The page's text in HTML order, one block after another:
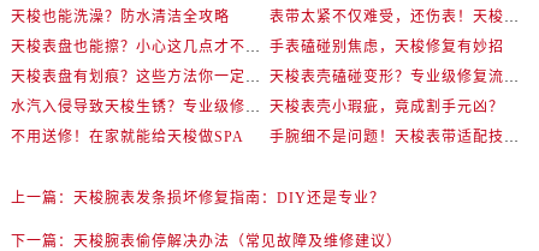
天梭也能洗澡？防水清洁全攻略
表带太紧不仅难受，还伤表！天梭佩戴优化技巧
天梭表盘也能擦？小心这几点才不伤机芯
手表磕碰别焦虑，天梭修复有妙招
天梭表盘有划痕？这些方法你一定要试试！
天梭表壳磕碰变形？专业级修复流程大公开
水汽入侵导致天梭生锈？专业级修复思路大公开
天梭表壳小瑕疵，竟成割手元凶？
不用送修！在家就能给天梭做SPA
手腕细不是问题！天梭表带适配技巧一次讲透
上一篇： 天梭腕表发条损坏修复指南：DIY还是专业？
下一篇： 天梭腕表偷停解决办法（常见故障及维修建议）